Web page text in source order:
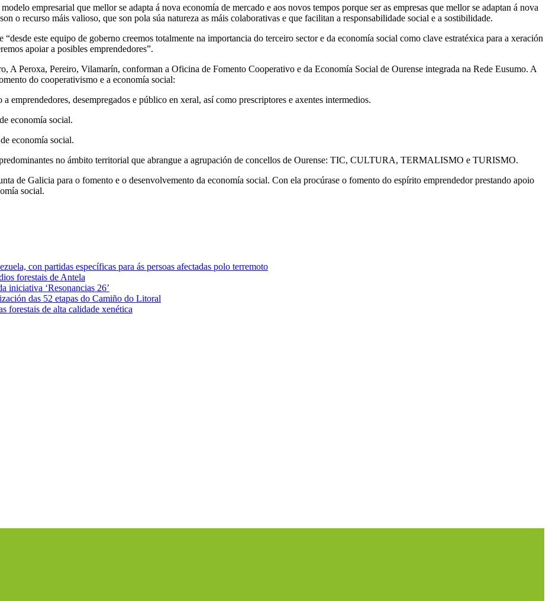
empresarial que mellor se adapta á nova economía de mercado e aos novos tempos porque ser as empresas que mellor se adaptan á nova
o recurso máis valioso, que son pola súa natureza as máis colaborativas e que facilitan a responsabilidade social e a sostibilidade.
este equipo de goberno creemos totalmente na importancia do terceiro sector e da economía social como clave estratéxica para a xeración
apoiar a posibles emprendedores”.
A Peroxa, Pereiro, Vilamarín, conforman a Oficina de Fomento Cooperativo e da Economía Social de Ourense integrada na Rede Eusumo. A
do cooperativismo e a economía social:
desempregados e público en xeral, así como prescriptores e axentes intermedios.
economía social.
economía social.
no ámbito territorial que abrangue a agrupación de concellos de Ourense: TIC, CULTURA, TERMALISMO e TURISMO.
de Galicia para o fomento e o desenvolvemento da economía social. Con ela procúrase o fomento do espírito emprendedor prestando apoio
social.
con partidas específicas para ás persoas afectadas polo terremoto
forestais de Antela
iniciativa ‘Resonancias 26’
das 52 etapas do Camiño do Litoral
forestais de alta calidade xenética